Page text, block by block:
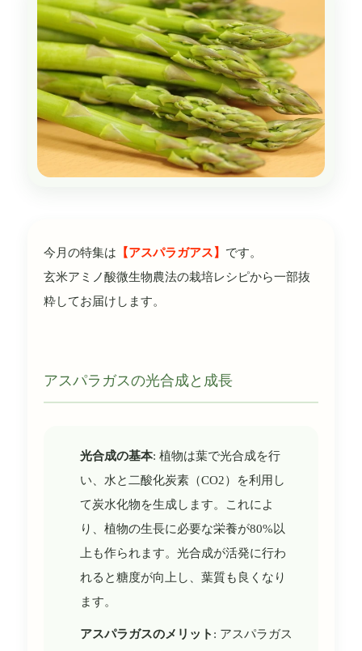
今月の特集は 【アスパラガアス】 です。
玄米アミノ酸微生物農法の栽培レシピから一部抜
粋してお届けします。
アスパラガスの光合成と成長
光合成の基本: 植物は葉で光合成を行
い、水と二酸化炭素（CO2）を利用し
て炭水化物を生成します。これによ
り、植物の生長に必要な栄養が80%以
上も作られます。光合成が活発に行わ
れると糖度が向上し、葉質も良くなり
ます。
アスパラガスのメリット : アスパラガス